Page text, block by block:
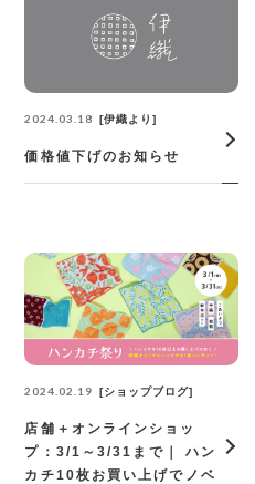
2024.03.18 伊織より
価格値下げのお知らせ
2024.02.19 ショップブログ
店舗＋オンラインショッ
プ：3/1～3/31まで｜ ハン
カチ10枚お買い上げでノベ